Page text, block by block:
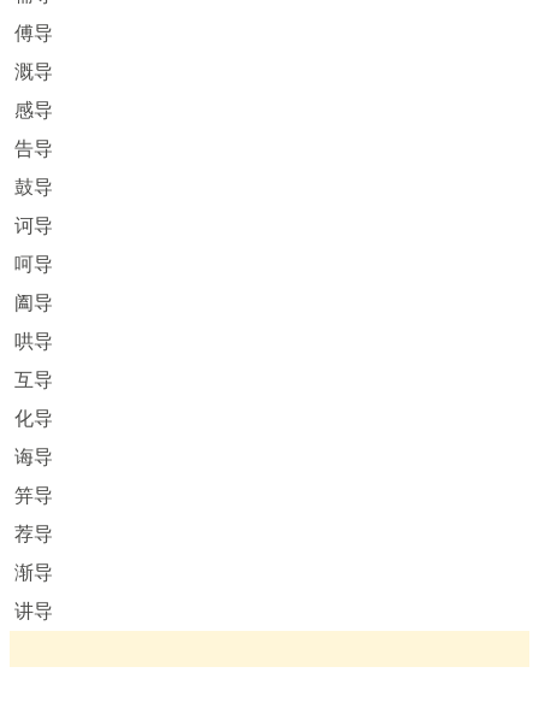
傅导
溉导
感导
告导
鼓导
诃导
呵导
阖导
哄导
互导
化导
诲导
笄导
荐导
渐导
讲导